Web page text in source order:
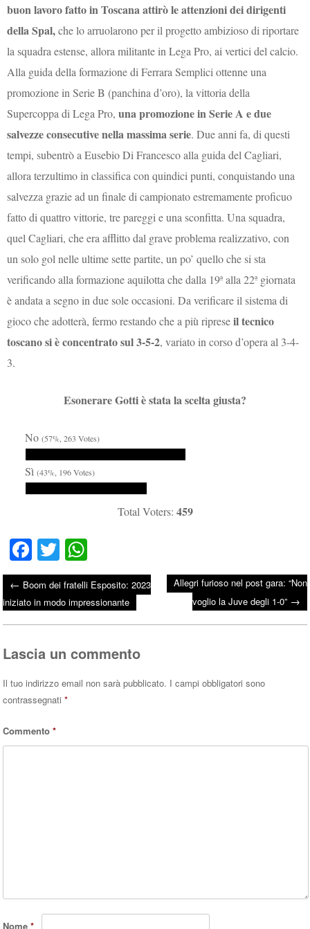
buon lavoro fatto in Toscana attirò le attenzioni dei dirigenti
della Spal,che lo arruolarono per il progetto ambizioso di riportare
la squadra estense, allora militante in Lega Pro, ai vertici del calcio.
Alla guida della formazione di Ferrara Semplici ottenne una
promozione in Serie B (panchina d’oro), la vittoria della
Supercoppa di Lega Pro,una promozione in Serie A e due
salvezze consecutive nella massima serie. Due anni fa, di questi
tempi, subentrò a Eusebio Di Francesco alla guida del Cagliari,
allora terzultimo in classifica con quindici punti, conquistando una
salvezza grazie ad un finale di campionato estremamente proficuo
fatto di quattro vittorie, tre pareggi e una sconfitta. Una squadra,
quel Cagliari, che era afflitto dal grave problema realizzativo, con
un solo gol nelle ultime sette partite, un po’ quello che si sta
verificando alla formazione aquilotta che dalla 19ª alla 22ª giornata
è andata a segno in due sole occasioni. Da verificare il sistema di
gioco che adotterà, fermo restando che a più ripreseil tecnico
toscano si è concentrato sul 3-5-2, variato in corso d’opera al 3-4-
3.
Esonerare Gotti è stata la scelta giusta?
No(57%, 263 Votes)
Sì(43%, 196 Votes)
Total Voters: 459
Fa
ce
bo
ok
T
wi
tte
r
ha
ts
A
Post navigation
← Boom dei fratelli Esposito: 2023
iniziato in modo impressionante
Allegri furioso nel post gara: “Non
voglio la Juve degli 1-0” →
Lascia un commento
Il tuo indirizzo email non sarà pubblicato. I campi obbligatori sono
contrassegnati*
Commento*
Nome*